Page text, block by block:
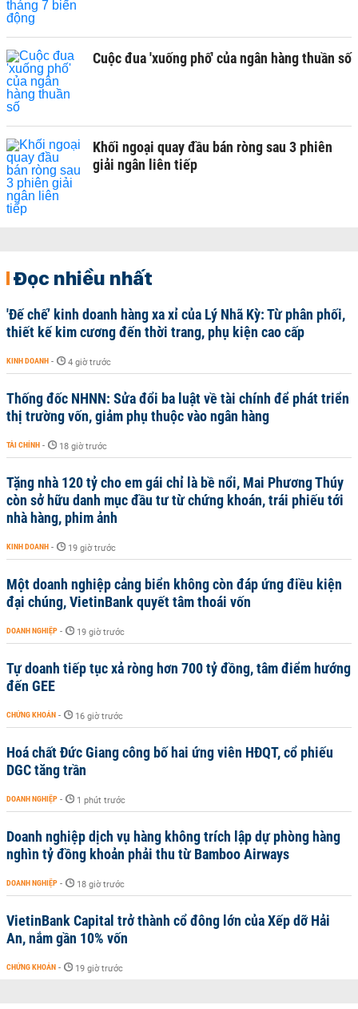
Cuộc đua 'xuống phố' của ngân hàng thuần số
Khối ngoại quay đầu bán ròng sau 3 phiên
giải ngân liên tiếp
Đọc nhiều nhất
'Đế chế’ kinh doanh hàng xa xỉ của Lý Nhã Kỳ: Từ phân phối,
thiết kế kim cương đến thời trang, phụ kiện cao cấp
KINH DOANH - 4 giờ trước
Thống đốc NHNN: Sửa đổi ba luật về tài chính để phát triển
thị trường vốn, giảm phụ thuộc vào ngân hàng
TÀI CHÍNH - 18 giờ trước
Tặng nhà 120 tỷ cho em gái chỉ là bề nổi, Mai Phương Thúy
còn sở hữu danh mục đầu tư từ chứng khoán, trái phiếu tới
nhà hàng, phim ảnh
KINH DOANH - 19 giờ trước
Một doanh nghiệp cảng biển không còn đáp ứng điều kiện
đại chúng, VietinBank quyết tâm thoái vốn
DOANH NGHIỆP - 19 giờ trước
Tự doanh tiếp tục xả ròng hơn 700 tỷ đồng, tâm điểm hướng
đến GEE
CHỨNG KHOÁN - 16 giờ trước
Hoá chất Đức Giang công bố hai ứng viên HĐQT, cổ phiếu
DGC tăng trần
DOANH NGHIỆP - 1 phút trước
Doanh nghiệp dịch vụ hàng không trích lập dự phòng hàng
nghìn tỷ đồng khoản phải thu từ Bamboo Airways
DOANH NGHIỆP - 18 giờ trước
VietinBank Capital trở thành cổ đông lớn của Xếp dỡ Hải
An, nắm gần 10% vốn
CHỨNG KHOÁN - 19 giờ trước